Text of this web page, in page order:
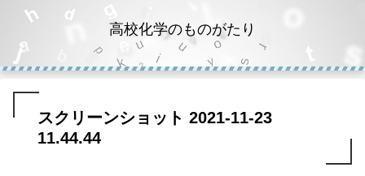
高校化学のものがたり
スクリーンショット 2021-11-23
11.44.44